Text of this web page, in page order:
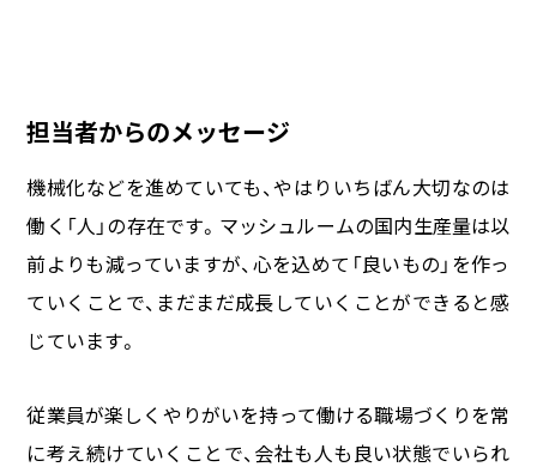
担当者からのメッセージ
機械化などを進めていても、やはりいちばん大切なのは
働く「人」の存在です。マッシュルームの国内生産量は以
前よりも減っていますが、心を込めて「良いもの」を作っ
ていくことで、まだまだ成長していくことができると感
じています。
従業員が楽しくやりがいを持って働ける職場づくりを常
に考え続けていくことで、会社も人も良い状態でいられ